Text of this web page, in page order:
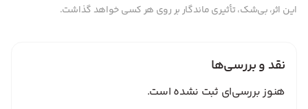
این اثر، بی‌شک، تأثیری ماندگار بر روی هر کسی خواهد گذاشت.
نقد و بررسی‌ها
هنوز بررسی‌ای ثبت نشده است.